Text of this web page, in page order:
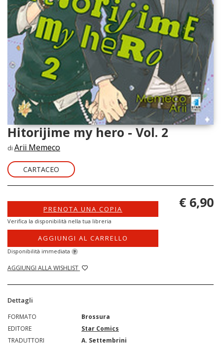
Hitorijime my hero - Vol. 2
di Arii Memeco
CARTACEO
PRENOTA UNA COPIA
Verifica la disponibilità nella tua libreria
AGGIUNGI AL CARRELLO
Disponibilità immediata ?
AGGIUNGI ALLA WISHLIST
€ 6,90
Dettagli
FORMATO
Brossura
EDITORE
Star Comics
TRADUTTORI
A. Settembrini